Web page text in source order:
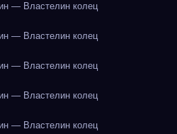
— Властелин колец
— Властелин колец
— Властелин колец
— Властелин колец
— Властелин колец